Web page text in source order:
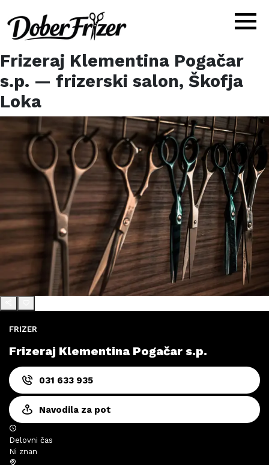
Frizeraj Klementina Pogačar
s.p. — frizerski salon, Škofja
Loka
FRIZER
Frizeraj Klementina Pogačar s.p.
031 633 935
Navodila za pot
Delovni čas
Ni znan